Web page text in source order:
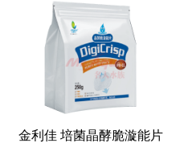
金利佳 培菌晶酵脆漩能片